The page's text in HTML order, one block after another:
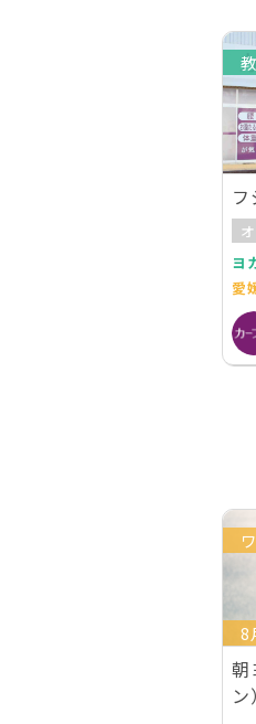
ヨ
愛
8
朝
ン）